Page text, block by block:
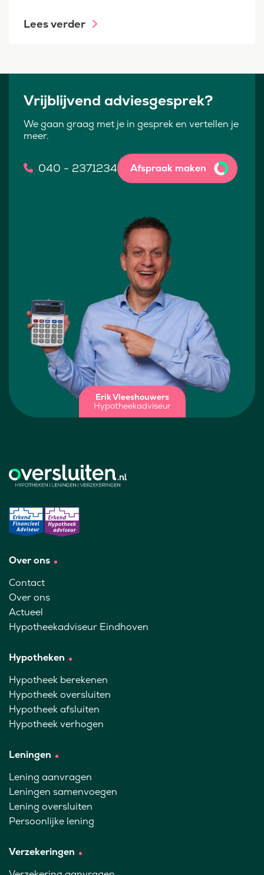
Lees verder
Vrijblijvend adviesgesprek?
We gaan graag met je in gesprek en vertellen je
meer.
040 - 2371234 Afspraak maken
Erik Vleeshouwers
Hypotheekadviseur
Over ons
Contact
Over ons
Actueel
Hypotheekadviseur Eindhoven
Hypotheken
Hypotheek berekenen
Hypotheek oversluiten
Hypotheek afsluiten
Hypotheek verhogen
Leningen
Lening aanvragen
Leningen samenvoegen
Lening oversluiten
Persoonlijke lening
Verzekeringen